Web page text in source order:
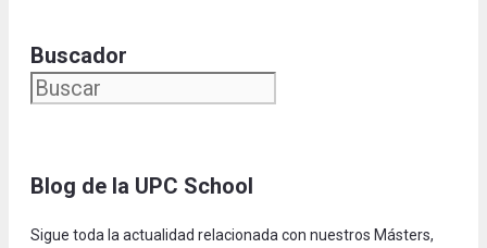
Buscador
Blog de la UPC School
Sigue toda la actualidad relacionada con nuestros Másters,